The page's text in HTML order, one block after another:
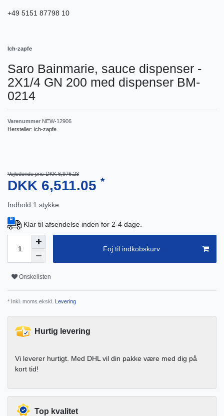
+49 5151 87798 10
Ich-zapfe
Saro Bainmarie, sauce dispenser -
2X1/4 GN 200 med dispenser BM-
0214
Varenummer NEW-12906
Hersteller: ich-zapfe
Vejledende pris DKK 6,976.23
DKK 6,511.05 *
Indhold 1 stykke
Klar til afsendelse inden for 2-4 dage.
Foj til indkobskurv
Onskelisten
* Inkl. moms ekskl. Levering
Hurtig levering
Vi leverer hurtigt. Med DHL vil din pakke være med dig på
kort tid!
Top kvalitet